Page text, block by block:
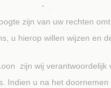
-
zijn van uw rechten
u hierop willen wijzen en
zijn wij verantwoordelijk
Indien u na het